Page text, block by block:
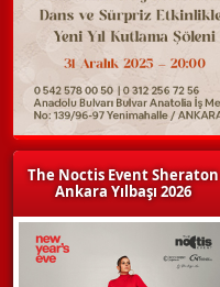
The Noctis Event Sheraton
Ankara Yılbaşı 2026